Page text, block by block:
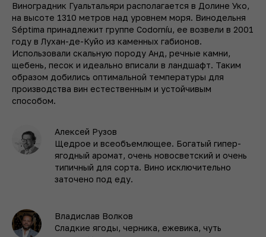
Виноградник Гуальтальяри располагается в Долине Уко,
на высоте 1310 метров над уровнем моря. Винодельня
Séptima принадлежит группе Codorníu, ее возвели в 2001
году в Лухан-де-Куйо из каменных габионов.
Использовали скальную породу Анд, речные камни,
щебень, песок и идеально вписали в ландшафт. Таким
образом добились оптимальной температуры для
производства вин естественным и устойчивым
способом.
Алексей Рузов
Щедрое и всеобъемлющее. Богатый гипер­
ягодный аромат, очень новосветский и очень
типичный для сорта. Вино исключительно
заточено под еду.
Владислав Волков
Сладкие ягоды, черника, ежевика, чуть